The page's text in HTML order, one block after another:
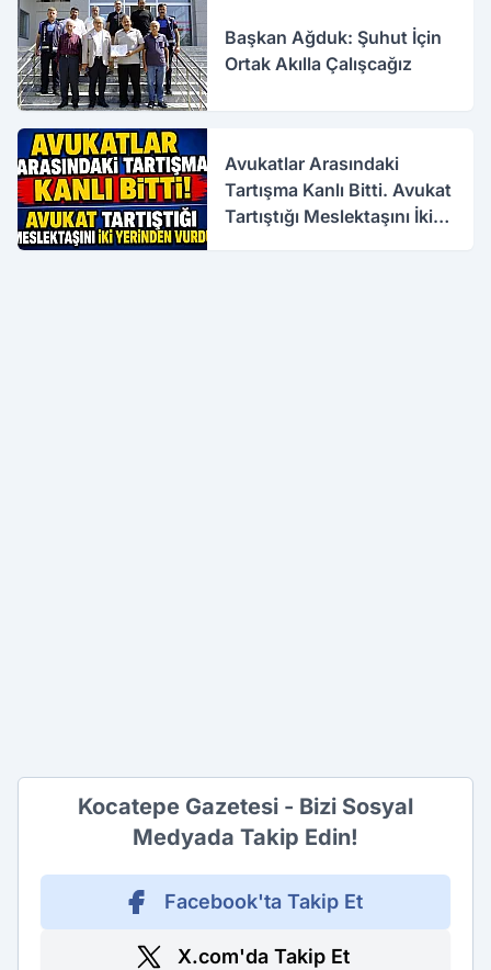
Başkan Ağduk: Şuhut İçin
Ortak Akılla Çalışcağız
Avukatlar Arasındaki
Tartışma Kanlı Bitti. Avukat
Tartıştığı Meslektaşını İki
Kocatepe Gazetesi - Bizi Sosyal
Medyada Takip Edin!
Facebook'ta Takip Et
X.com'da Takip Et